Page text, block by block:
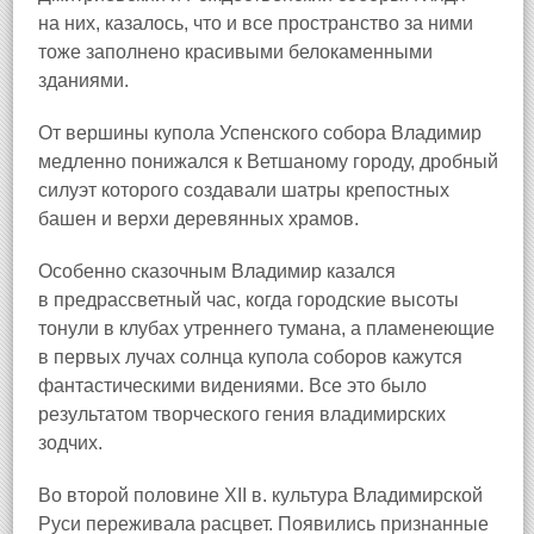
на них, казалось, что и все пространство за ними
тоже заполнено красивыми белокаменными
зданиями.
От вершины купола Успенского собора Владимир
медленно понижался к Ветшаному городу, дробный
силуэт которого создавали шатры крепостных
башен и верхи деревянных храмов.
Особенно сказочным Владимир казался
в предрассветный час, когда городские высоты
тонули в клубах утреннего тумана, а пламенеющие
в первых лучах солнца купола соборов кажутся
фантастическими видениями. Все это было
результатом творческого гения владимирских
зодчих.
Во второй половине XII в. культура Владимирской
Руси переживала расцвет. Появились признанные